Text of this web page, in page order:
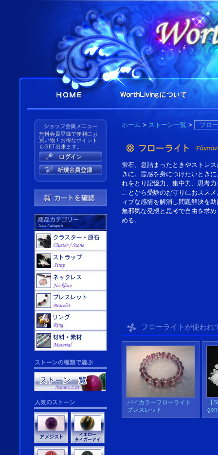
ホーム > ストーン一覧 > フロ
蛍石。息詰まったときやストレ
きに。霊感を身につけたいとき
れをとり記憶力、集中力、思考
ことから受験のお守りにおスス
ィブな感情を解消し問題解決を
無邪気な発想と思考で自由を求
める。
フローライトが使われ
バイカラーフローライト
ブレスレット
【
無料会員登録で便利にお
買い物！お得なポイント
もGET出来ます。